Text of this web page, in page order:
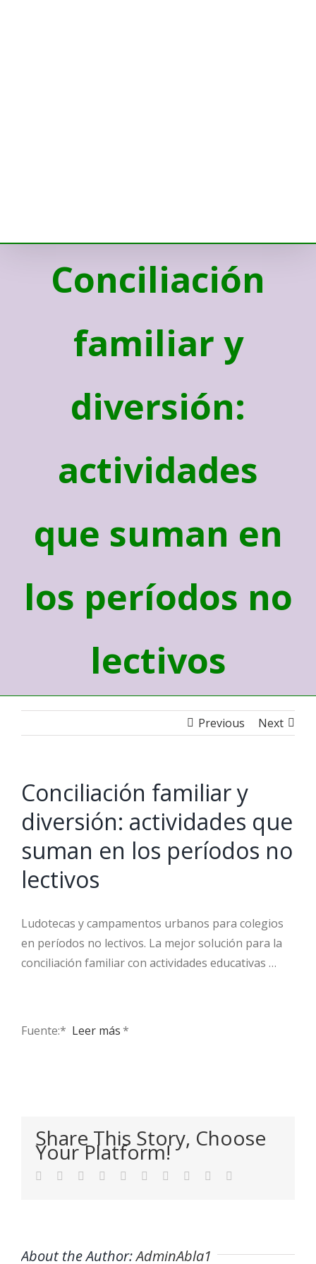
Conciliación
familiar y
diversión:
actividades
que suman en
los períodos no
lectivos
Previous Next
Conciliación familiar y
diversión: actividades que
suman en los períodos no
lectivos
Ludotecas y campamentos urbanos para colegios
en períodos no lectivos. La mejor solución para la
conciliación familiar con actividades educativas …
Fuente:* ​ Leer más*
Share This Story, Choose
Your Platform!
Facebook
TwitterLinkedIn
Reddit WhatsApp
TumblrPinterest Xing
About the Author:AdminAbla1